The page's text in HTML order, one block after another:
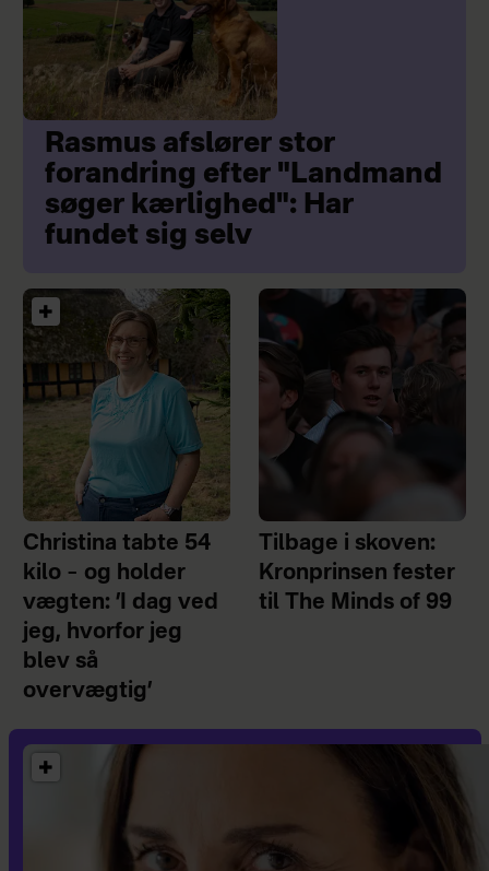
Rasmus afslører stor
forandring efter "Landmand
søger kærlighed": Har
fundet sig selv
Christina tabte 54
kilo – og holder
vægten: ’I dag ved
jeg, hvorfor jeg
blev så
overvægtig’
Tilbage i skoven:
Kronprinsen fester
til The Minds of 99